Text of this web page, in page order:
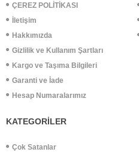
ÇEREZ POLİTİKASI
İletişim
Hakkımızda
Gizlilik ve Kullanım Şartları
Kargo ve Taşıma Bilgileri
Garanti ve İade
Hesap Numaralarımız
KATEGORİLER
Çok Satanlar